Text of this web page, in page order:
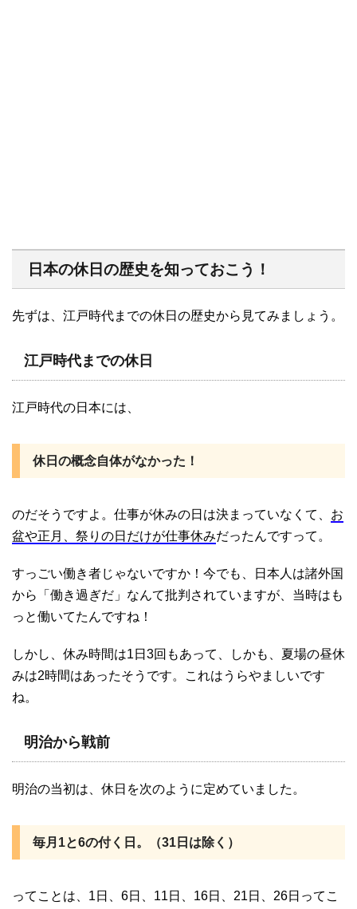
日本の休日の歴史を知っておこう！
先ずは、江戸時代までの休日の歴史から見てみましょう。
江戸時代までの休日
江戸時代の日本には、
休日の概念自体がなかった！
のだそうですよ。仕事が休みの日は決まっていなくて、 お
盆や正月、祭りの日だけが仕事休みだったんですって。
すっごい働き者じゃないですか！今でも、日本人は諸外国
から「働き過ぎだ」なんて批判されていますが、当時はも
っと働いてたんですね！
しかし、休み時間は1日3回もあって、しかも、夏場の昼休
みは2時間はあったそうです。これはうらやましいです
ね。
明治から戦前
明治の当初は、休日を次のように定めていました。
毎月1と6の付く日。（31日は除く）
ってことは、1日、6日、11日、16日、21日、26日ってこ